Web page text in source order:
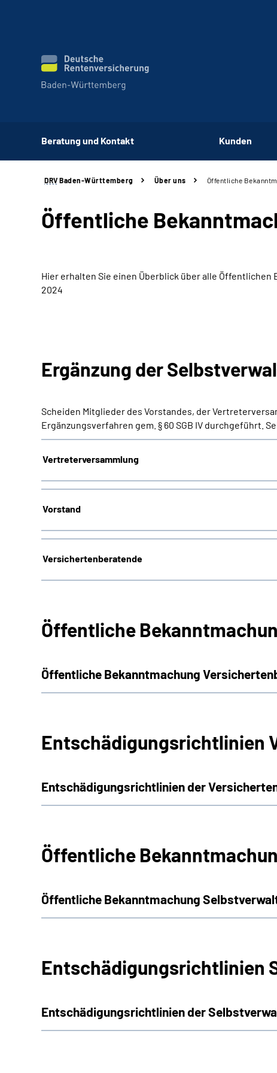
Beratung und Kontakt Kunden
DRV Baden-Württemberg Über uns Öffentliche
Öffentliche
Hier erhalten Sie einen Überblick über alle
2024
Ergänzung der
Scheiden Mitglieder des Vorstandes, der
Ergänzungsverfahren gem. § 60 SGB IV durchgeführt.
Vertreterversammlung
Vorstand
Versichertenberatende
Öffentliche
Öffentliche Bekanntmachung
Entschädigungsrichtlinien
Entschädigungsrichtlinien der
Öffentliche
Öffentliche Bekanntmachung
Entschädigungsrichtlinien
Entschädigungsrichtlinien der